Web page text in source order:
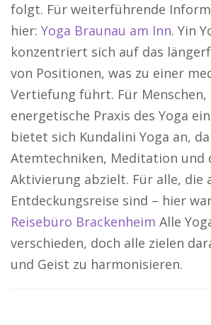
folgt. Für weiterführende
hier: Yoga Braunau am Inn. Yin
konzentriert sich auf das
von Positionen, was zu einer
Vertiefung führt. Für
energetische Praxis des Yoga
bietet sich Kundalini Yoga an,
Atemtechniken, Meditation und
Aktivierung abzielt. Für alle, die
Entdeckungsreise sind – hier
Reisebüro Brackenheim Alle
verschieden, doch alle zielen
und Geist zu harmonisieren.